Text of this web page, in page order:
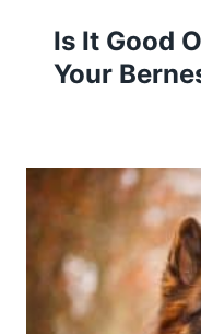
Is It Good
Your